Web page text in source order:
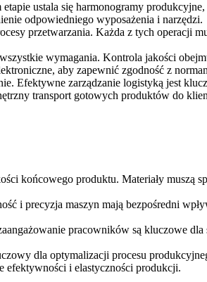
ustala się harmonogramy
odpowiedniego wyposażenia i narzędzi.
przetwarzania. Każda z tych operacji
wymagania. Kontrola jakości
aby zapewnić zgodność z
Efektywne zarządzanie logistyką jest
transport gotowych produktów do
końcowego produktu. Materiały muszą
i precyzja maszyn mają bezpośredni
pracowników są kluczowe dla
dla optymalizacji procesu
efektywności i elastyczności produkcji.